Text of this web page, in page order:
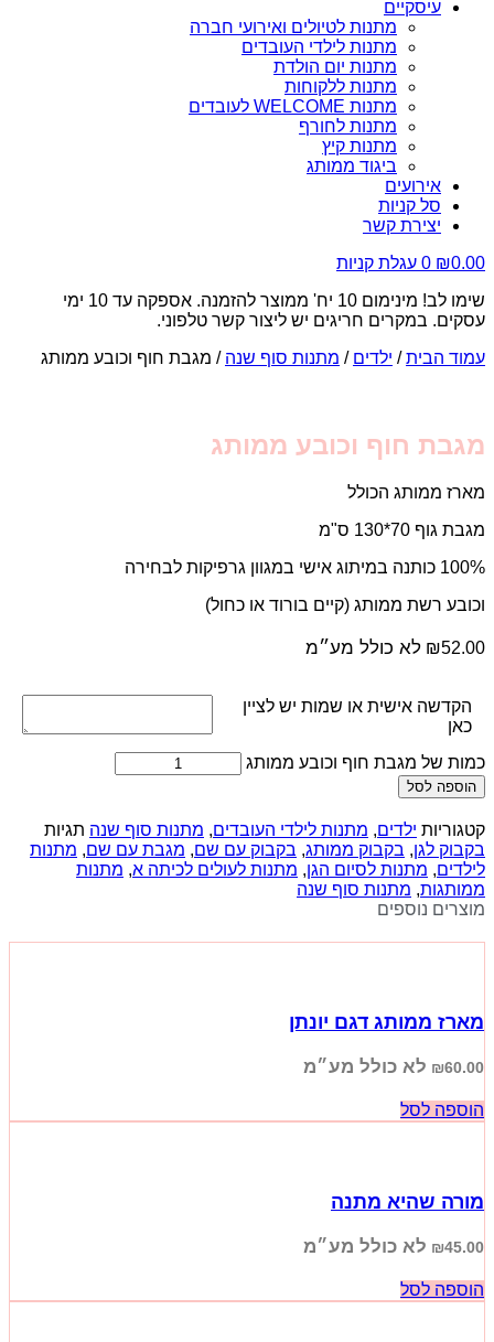
עיסקיים
מתנות לטיולים ואירועי חברה
מתנות לילדי העובדים
מתנות יום הולדת
מתנות ללקוחות
מתנות WELCOME לעובדים
מתנות לחורף
מתנות קיץ
ביגוד ממותג
אירועים
סל קניות
יצירת קשר
₪0.00
0 עגלת קניות
שימו לב! מינימום 10 יח' ממוצר להזמנה. אספקה עד 10 ימי
עסקים. במקרים חריגים יש ליצור קשר טלפוני.
עמוד הבית/ ילדים / מתנות סוף שנה / מגבת חוף וכובע ממותג
מגבת חוף וכובע ממותג
מארז ממותג הכולל
מגבת גוף 70*130 ס"מ
100% כותנה במיתוג אישי במגוון גרפיקות לבחירה
וכובע רשת ממותג (קיים בורוד או כחול)
₪52.00 לא כולל מע״מ
הקדשה אישית או שמות יש לציין
כאן
כמות של מגבת חוף וכובע ממותג
הוספה לסל
קטגוריות ילדים, מתנות לילדי העובדים, מתנות סוף שנה תגיות
בקבוק לגן, בקבוק ממותג, בקבוק עם שם, מגבת עם שם, מתנות
לילדים, מתנות לסיום הגן, מתנות לעולים לכיתה א, מתנות
ממותגות, מתנות סוף שנה
מוצרים נוספים
מארז ממותג דגם יונתן
₪60.00 לא כולל מע״מ
הוספה לסל
מורה שהיא מתנה
₪45.00 לא כולל מע״מ
הוספה לסל